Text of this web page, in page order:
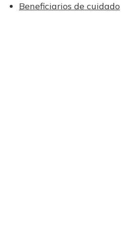
Beneficiarios de cuidado